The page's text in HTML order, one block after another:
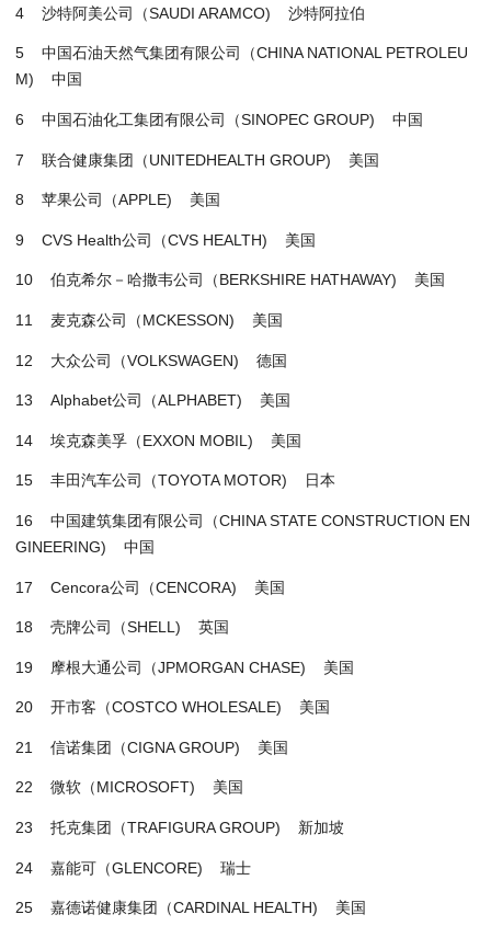
4 沙特阿美公司（SAUDI ARAMCO) 沙特阿拉伯
5 中国石油天然气集团有限公司（CHINA NATIONAL PETROLEU
M) 中国
6 中国石油化工集团有限公司（SINOPEC GROUP) 中国
7 联合健康集团（UNITEDHEALTH GROUP) 美国
8 苹果公司（APPLE) 美国
9 CVS Health公司（CVS HEALTH) 美国
10 伯克希尔－哈撒韦公司（BERKSHIRE HATHAWAY) 美国
11 麦克森公司（MCKESSON) 美国
12 大众公司（VOLKSWAGEN) 德国
13 Alphabet公司（ALPHABET) 美国
14 埃克森美孚（EXXON MOBIL) 美国
15 丰田汽车公司（TOYOTA MOTOR) 日本
16 中国建筑集团有限公司（CHINA STATE CONSTRUCTION EN
GINEERING) 中国
17 Cencora公司（CENCORA) 美国
18 壳牌公司（SHELL) 英国
19 摩根大通公司（JPMORGAN CHASE) 美国
20 开市客（COSTCO WHOLESALE) 美国
21 信诺集团（CIGNA GROUP) 美国
22 微软（MICROSOFT) 美国
23 托克集团（TRAFIGURA GROUP) 新加坡
24 嘉能可（GLENCORE) 瑞士
25 嘉德诺健康集团（CARDINAL HEALTH) 美国